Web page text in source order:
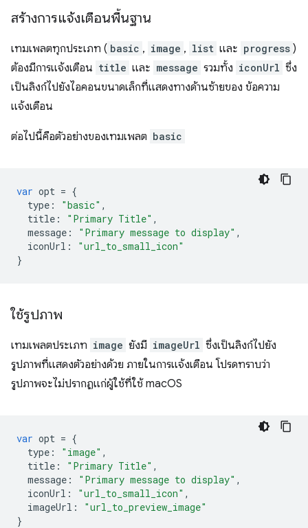
สร้างการแจ้งเตือนพื้นฐาน
เทมเพลตทุกประเภท ( basic , image , list และ progress )
ต้องมีการแจ้งเตือน title และ message รวมทั้ง iconUrl ซึ่ง
เป็นลิงก์ไปยังไอคอนขนาดเล็กที่แสดงทางด้านซ้ายของ ข้อความ
แจ้งเตือน
ต่อไปนี้คือตัวอย่างของเทมเพลต basic
var opt = {
type : "basic" ,
title : "Primary Title" ,
message : "Primary message to display" ,
iconUrl :
"url_to_small_icon"
}
ใช้รูปภาพ
เทมเพลตประเภท image ยังมี imageUrl ซึ่งเป็นลิงก์ไปยัง
รูปภาพที่แสดงตัวอย่างด้วย ภายในการแจ้งเตือน โปรดทราบว่า
รูปภาพจะไม่ปรากฏแก่ผู้ใช้ที่ใช้ macOS
var opt = {
type : "image" ,
title : "Primary Title" ,
message : "Primary message to display" ,
iconUrl : "url_to_small_icon" ,
imageUrl :
"url_to_preview_image"
}